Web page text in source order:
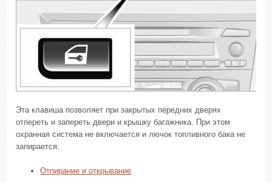
Эта клавиша позволяет при закрытых передних дверях
отпереть и запереть двери и крышку багажника. При этом
охранная система не включается и лючок топливного бака не
запирается.
Отпирание и открывание